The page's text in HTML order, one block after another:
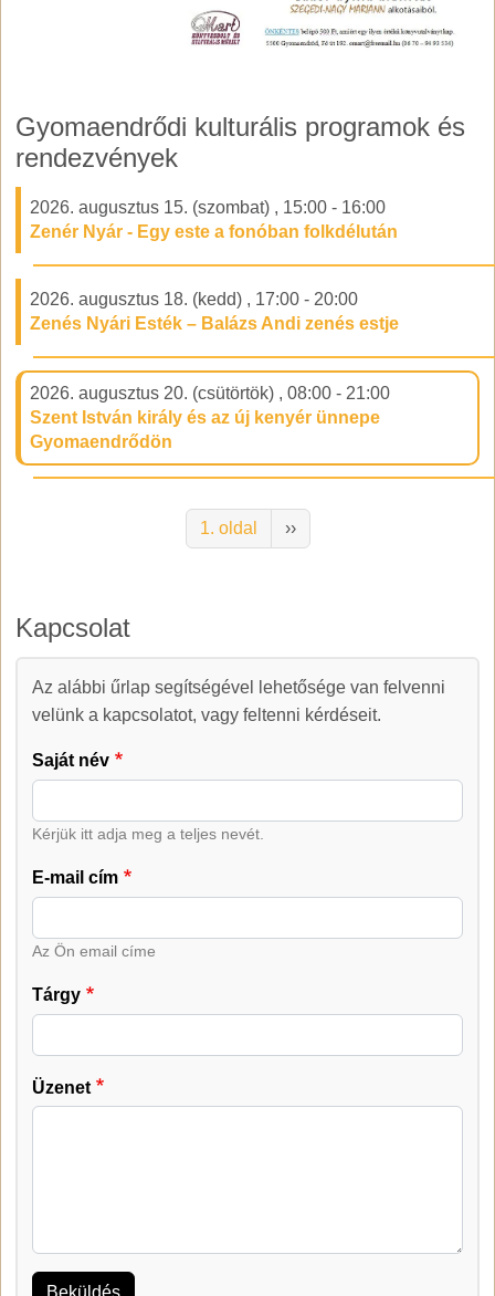
Gyomaendrődi kulturális programok és
rendezvények
2026. augusztus 15. (szombat) , 15:00 - 16:00
Zenér Nyár - Egy este a fonóban folkdélután
2026. augusztus 18. (kedd) , 17:00 - 20:00
Zenés Nyári Esték – Balázs Andi zenés estje
2026. augusztus 20. (csütörtök) , 08:00 - 21:00
Szent István király és az új kenyér ünnepe
Gyomaendrődön
1. oldal
Következő oldal
››
Kapcsolat
Kapcsolat
Az alábbi űrlap segítségével lehetősége van felvenni
velünk a kapcsolatot, vagy feltenni kérdéseit.
Saját név
Kérjük itt adja meg a teljes nevét.
E-mail cím
Az Ön email címe
Tárgy
Üzenet